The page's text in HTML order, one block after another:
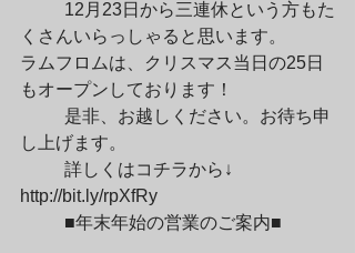
くさんいらっしゃると思います。
ラムフロムは、クリスマス当日の25日
もオープンしております！
し上げます。
http://bit.ly/rpXfRy